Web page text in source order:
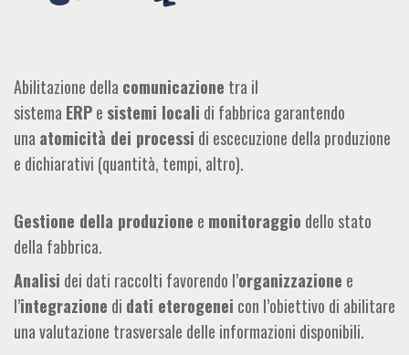
Abilitazione della comunicazione tra il
sistema ERPe sistemi locali di fabbrica garantendo
una atomicità dei processi di escecuzione della produzione
e dichiarativi (quantità, tempi, altro).
Gestione della produzione e monitoraggio dello stato
della fabbrica.
Analisi dei dati raccolti favorendo l’organizzazione e
l’integrazione di dati eterogenei con l’obiettivo di abilitare
una valutazione trasversale delle informazioni disponibili.